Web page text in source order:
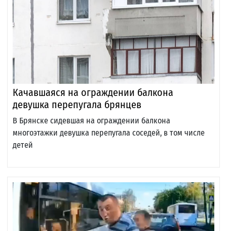
Качавшаяся на ограждении балкона
девушка перепугала брянцев
В Брянске сидевшая на ограждении балкона
многоэтажки девушка перепугала соседей, в том числе
детей